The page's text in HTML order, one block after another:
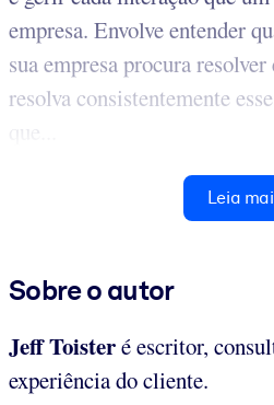
empresa. Envolve entender
sua empresa procura
resolva consistentemente
Leia
Sobre o autor
Jeff Toisteré escritor,
experiência do cliente.